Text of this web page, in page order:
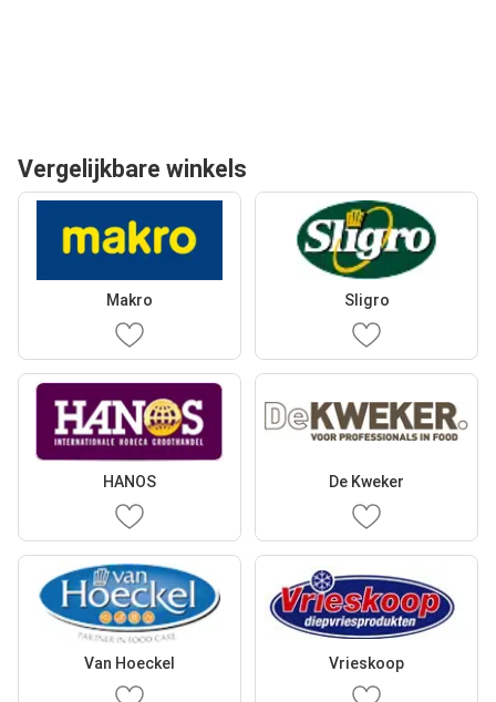
Vergelijkbare winkels
Makro Sligro
HANOS De Kweker
Van Hoeckel Vrieskoop